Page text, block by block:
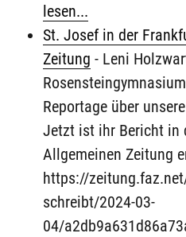
lesen...
St. Josef in der
Zeitung - Leni
Reportage über
Jetzt ist ihr Bericht in
Allgemeinen Zeitung
https://
schreibt/2024-03-
04/